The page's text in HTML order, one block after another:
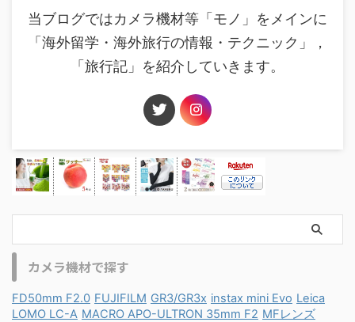
当ブログではカメラ機材等「モノ」をメインに
「海外留学・海外旅行の情報・テクニック」，
「旅行記」を紹介していきます。
カメラ機材で探す
FD50mm F2.0 FUJIFILM GR3/GR3x instax mini Evo Leica
LOMO LC-A MACRO APO-ULTRON 35mm F2 MFレンズ